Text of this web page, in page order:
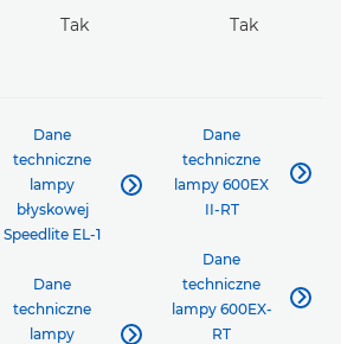
Tak Tak
Dane
techniczne
lampy
błyskowej
Speedlite EL-1

Dane
techniczne
lampy

Dane
techniczne
lampy 600EX
II-RT

Dane
techniczne
lampy 600EX-
RT
